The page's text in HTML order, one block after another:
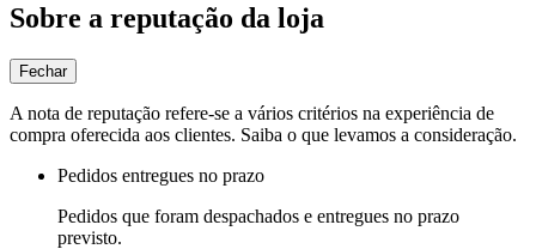
Sobre a reputação da loja
Fechar
A nota de reputação refere-se a vários critérios na experiência de
compra oferecida aos clientes. Saiba o que levamos a consideração.
Pedidos entregues no prazo
Pedidos que foram despachados e entregues no prazo
previsto.